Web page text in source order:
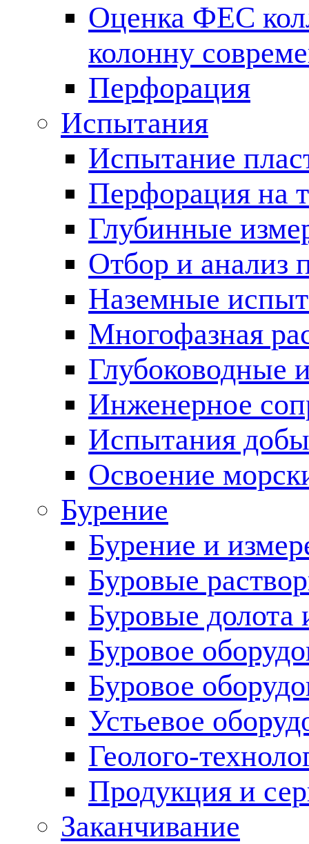
Оценка ФЕС
колонну
Перфорация
Испытания
Испытание
Перфорация на
Глубинные
Отбор и анализ
Наземные
Многофазная
Глубоководные
Инженерное
Испытания
Освоение
Бурение
Бурение и
Буровые
Буровые долота
Буровое
Буровое
Устьевое
Геолого-
Продукция и
Заканчивание